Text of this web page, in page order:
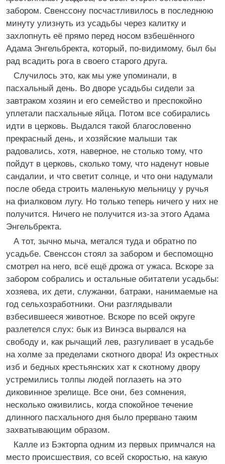
забором. Свенссону посчастливилось в последнюю
минуту улизнуть из усадьбы через калитку и
захлопнуть её прямо перед носом взбешённого
Адама Энгельбректа, который, по-видимому, был бы
рад всадить рога в своего старого друга.
Случилось это, как мы уже упоминали, в
пасхальный день. Во дворе усадьбы сидели за
завтраком хозяин и его семейство и преспокойно
уплетали пасхальные яйца. Потом все собирались
идти в церковь. Выдался такой благословенно
прекрасный день, и хозяйские малыши так
радовались, хотя, наверное, не столько тому, что
пойдут в церковь, сколько тому, что наденут новые
сандалии, и что светит солнце, и что они надумали
после обеда строить маленькую мельницу у ручья
на фиалковом лугу. Но только теперь ничего у них не
получится. Ничего не получится из-за этого Адама
Энгельбректа.
А тот, зычно мыча, метался туда и обратно по
усадьбе. Свенссон стоял за забором и беспомощно
смотрел на него, всё ещё дрожа от ужаса. Вскоре за
забором собрались и остальные обитатели усадьбы:
хозяева, их дети, служанки, батраки, нанимаемые на
год сельхозработники. Они разглядывали
взбесившееся животное. Вскоре по всей округе
разлетелся слух: бык из Винэса вырвался на
свободу и, как рычащий лев, разгуливает в усадьбе
на холме за пределами скотного двора! Из окрестных
изб и бедных крестьянских хат к скотному двору
устремились толпы людей поглазеть на это
диковинное зрелище. Все они, без сомнения,
несколько оживились, когда спокойное течение
длинного пасхального дня было прервано таким
захватывающим образом.
Калле из Бэкторпа одним из первых примчался на
место происшествия, со всей скоростью, на какую